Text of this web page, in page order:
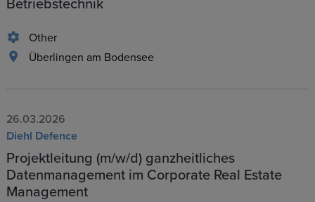
Betriebstechnik
Other
Überlingen am Bodensee
26.03.2026
Diehl Defence
Projektleitung (m/w/d) ganzheitliches
Datenmanagement im Corporate Real Estate
Management